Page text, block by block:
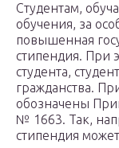
Студентам,
обучения, за
повышенная
стипендия. При
студента,
гражданства.
обозначены
№ 1663. Так,
стипендия